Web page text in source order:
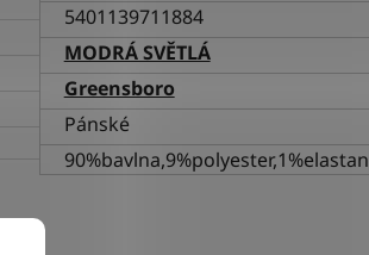
5401139711884
MODRÁ SVĚTLÁ
Greensboro
Pánské
90%bavlna,9%polyester,1%elastan